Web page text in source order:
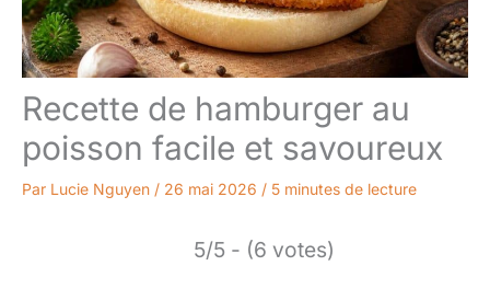
Recette de hamburger au
poisson facile et savoureux
Par Lucie Nguyen / 26 mai 2026 / 5 minutes de lecture
5/5 - (6 votes)